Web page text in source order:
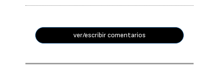
ver/escribir comentarios